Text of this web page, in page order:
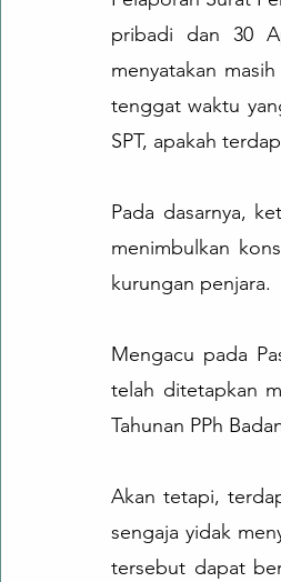
pribadi dan 30
menyatakan
tenggat waktu
SPT, apakah
Pada dasarnya,
menimbulkan
kurungan penjara.
Mengacu pada
telah ditetapkan
Tahunan PPh
Akan tetapi,
sengaja yidak
tersebut dapat